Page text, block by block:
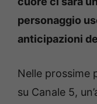
personaggio
anticipazioni
Nelle prossime
su Canale 5,